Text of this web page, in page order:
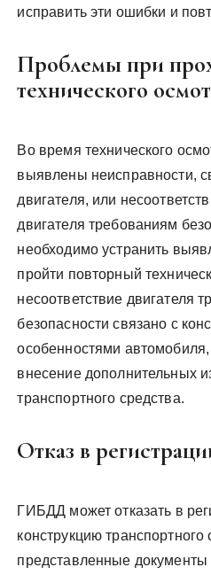
исправить эти ошибки и
Проблемы при
технического
Во время технического
выявлены неисправности,
двигателя, или
двигателя требованиям
необходимо устранить
пройти повторный
несоответствие двигателя
безопасности связано с
особенностями
внесение дополнительных
транспортного средства.
Отказ в
ГИБДД может отказать в
конструкцию транспортного
представленные документы